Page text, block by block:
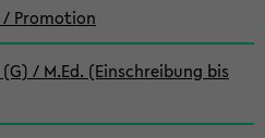
Promotion
/ M.Ed. (Einschreibung bis